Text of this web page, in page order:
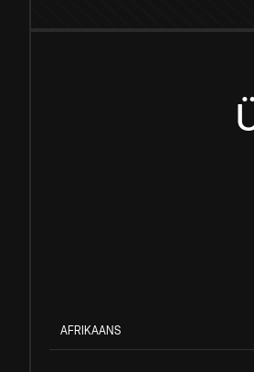
AFRIKAANS